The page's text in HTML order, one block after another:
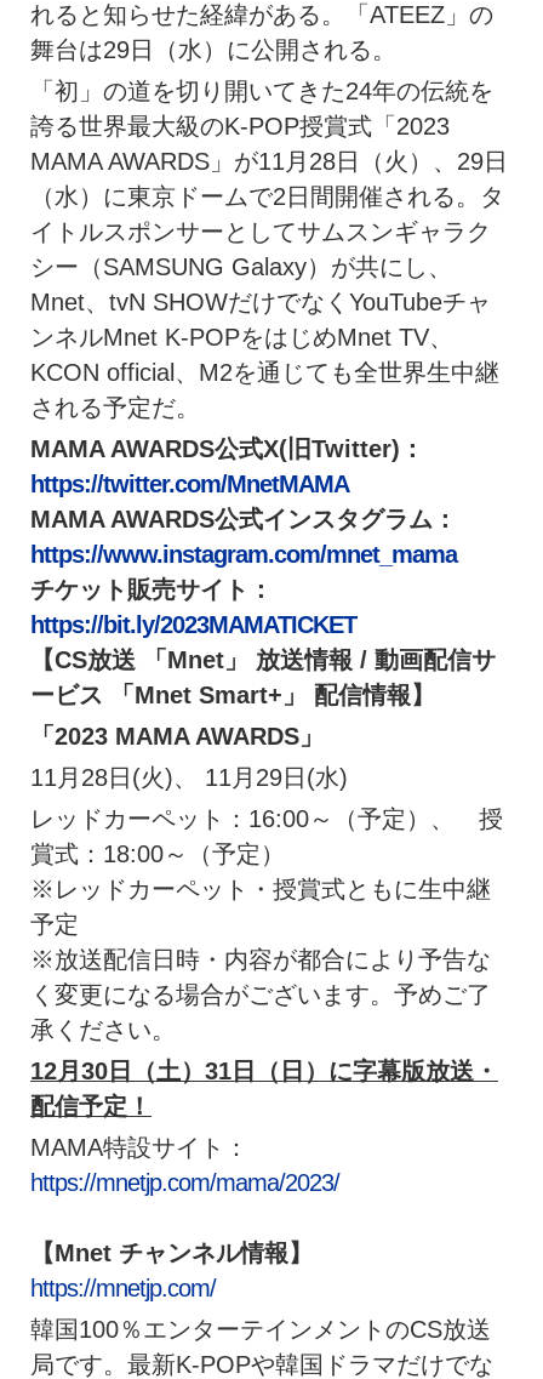
れると知らせた経緯がある。「ATEEZ」の
舞台は29日（水）に公開される。
「初」の道を切り開いてきた24年の伝統を
誇る世界最大級のK-POP授賞式「2023
MAMA AWARDS」が11月28日（火）、29日
（水）に東京ドームで2日間開催される。タ
イトルスポンサーとしてサムスンギャラク
シー（SAMSUNG Galaxy）が共にし、
Mnet、tvN SHOWだけでなくYouTubeチャ
ンネルMnet K-POPをはじめMnet TV、
KCON official、M2を通じても全世界生中継
される予定だ。
MAMA AWARDS公式X(旧Twitter)：
https://twitter.com/MnetMAMA
MAMA AWARDS公式インスタグラム：
https://www.instagram.com/mnet_mama
チケット販売サイト：
https://bit.ly/2023MAMATICKET
【CS放送 「Mnet」 放送情報 / 動画配信サ
ービス 「Mnet Smart+」 配信情報】
「2023 MAMA AWARDS」
11月28日(火)、 11月29日(水)
レッドカーペット：16:00～（予定）、 授
賞式：18:00～（予定）
※レッドカーペット・授賞式ともに生中継
予定
※放送配信日時・内容が都合により予告な
く変更になる場合がございます。予めご了
承ください。
12月30日（土）31日（日）に字幕版放送・
配信予定！
MAMA特設サイト：
https://mnetjp.com/mama/2023/
【Mnet チャンネル情報】
https://mnetjp.com/
韓国100％エンターテインメントのCS放送
局です。最新K-POPや韓国ドラマだけでな